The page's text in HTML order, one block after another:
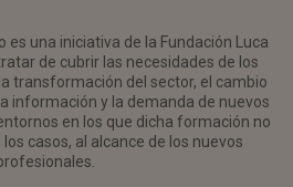
es una iniciativa de la Fundación Luca
de cubrir las necesidades de los
transformación del sector, el cambio
información y la demanda de nuevos
en los que dicha formación no
casos, al alcance de los nuevos